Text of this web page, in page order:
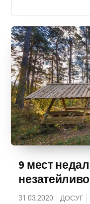
9 мест
31.03.2020 ДОСУГ